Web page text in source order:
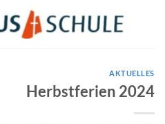
AKTUELLES
Herbstferien 2024